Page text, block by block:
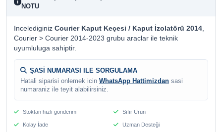
i
NOTU
Incelediginiz Courier Kaput Keçesi / Kaput İzolatörü 2014,
Courier > Courier 2014-2023 grubu araclar ile teknik
uyumluluga sahiptir.
ŞASİ NUMARASI ILE SORGULAMA
Hatali siparisi onlemek icin WhatsApp Hattimizdan sasi
numaraniz ile teyit alabilirsiniz.
Stoktan hızlı gönderim Sıfır Ürün
Kolay İade Uzman Desteği